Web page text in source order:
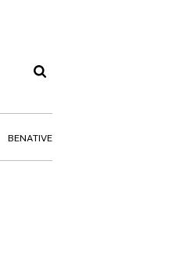
BENATIVE